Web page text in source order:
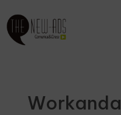
Workanda